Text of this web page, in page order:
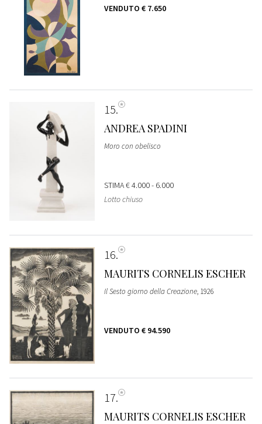
VENDUTO € 7.650
15
ANDREA SPADINI
Moro con obelisco
STIMA€ 4.000 - 6.000
Lotto chiuso
16
MAURITS CORNELIS ESCHER
Il Sesto giorno della Creazione, 1926
VENDUTO € 94.590
17
MAURITS CORNELIS ESCHER